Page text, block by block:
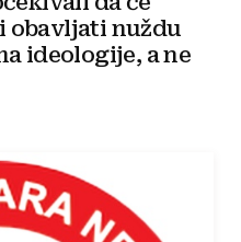
obavljati nuždu
ideologije, a ne